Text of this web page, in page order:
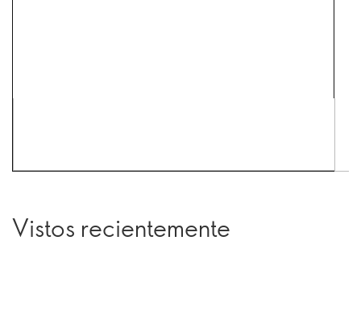
Vistos recientemente